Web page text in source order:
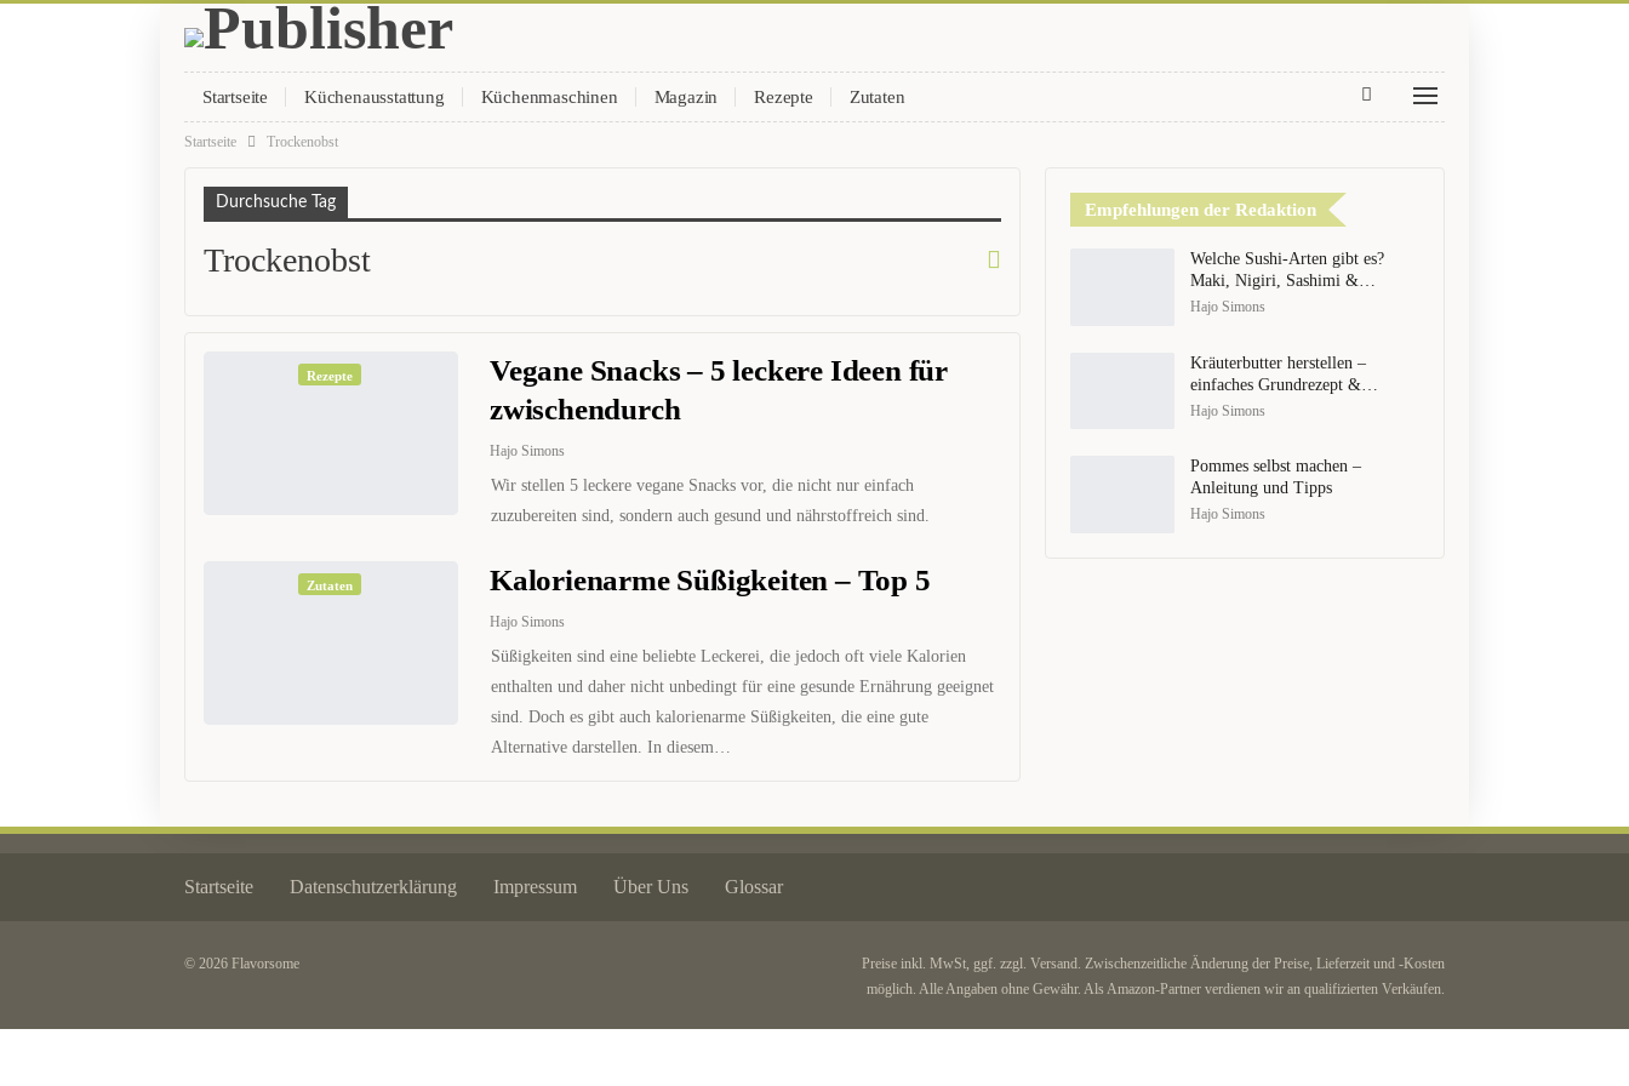
Startseite Küchenausstattung Küchenmaschinen Magazin Rezepte Zutaten
Startseite Trockenobst
Durchsuche Tag
Trockenobst
Rezepte
Vegane Snacks – 5 leckere Ideen für
zwischendurch
Hajo Simons
Wir stellen 5 leckere vegane Snacks vor, die nicht nur einfach
zuzubereiten sind, sondern auch gesund und nährstoffreich sind.
Zutaten Kalorienarme Süßigkeiten – Top 5
Hajo Simons
Süßigkeiten sind eine beliebte Leckerei, die jedoch oft viele Kalorien
enthalten und daher nicht unbedingt für eine gesunde Ernährung geeignet
sind. Doch es gibt auch kalorienarme Süßigkeiten, die eine gute
Alternative darstellen. In diesem…
Empfehlungen der Redaktion
Welche Sushi-Arten gibt es?
Maki, Nigiri, Sashimi &…
Hajo Simons
Kräuterbutter herstellen –
einfaches Grundrezept &…
Hajo Simons
Pommes selbst machen –
Anleitung und Tipps
Hajo Simons
Startseite Datenschutzerklärung Impressum Über Uns Glossar
© 2026 Flavorsome
Preise inkl. MwSt, ggf. zzgl. Versand. Zwischenzeitliche Änderung der Preise, Lieferzeit und -Kosten
möglich. Alle Angaben ohne Gewähr. Als Amazon-Partner verdienen wir an qualifizierten Verkäufen.